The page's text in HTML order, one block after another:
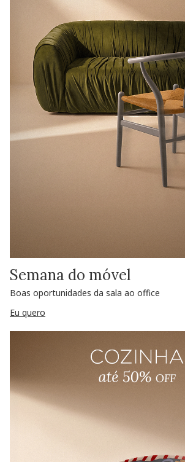
Semana do móvel
Boas oportunidades da sala ao office
Eu quero